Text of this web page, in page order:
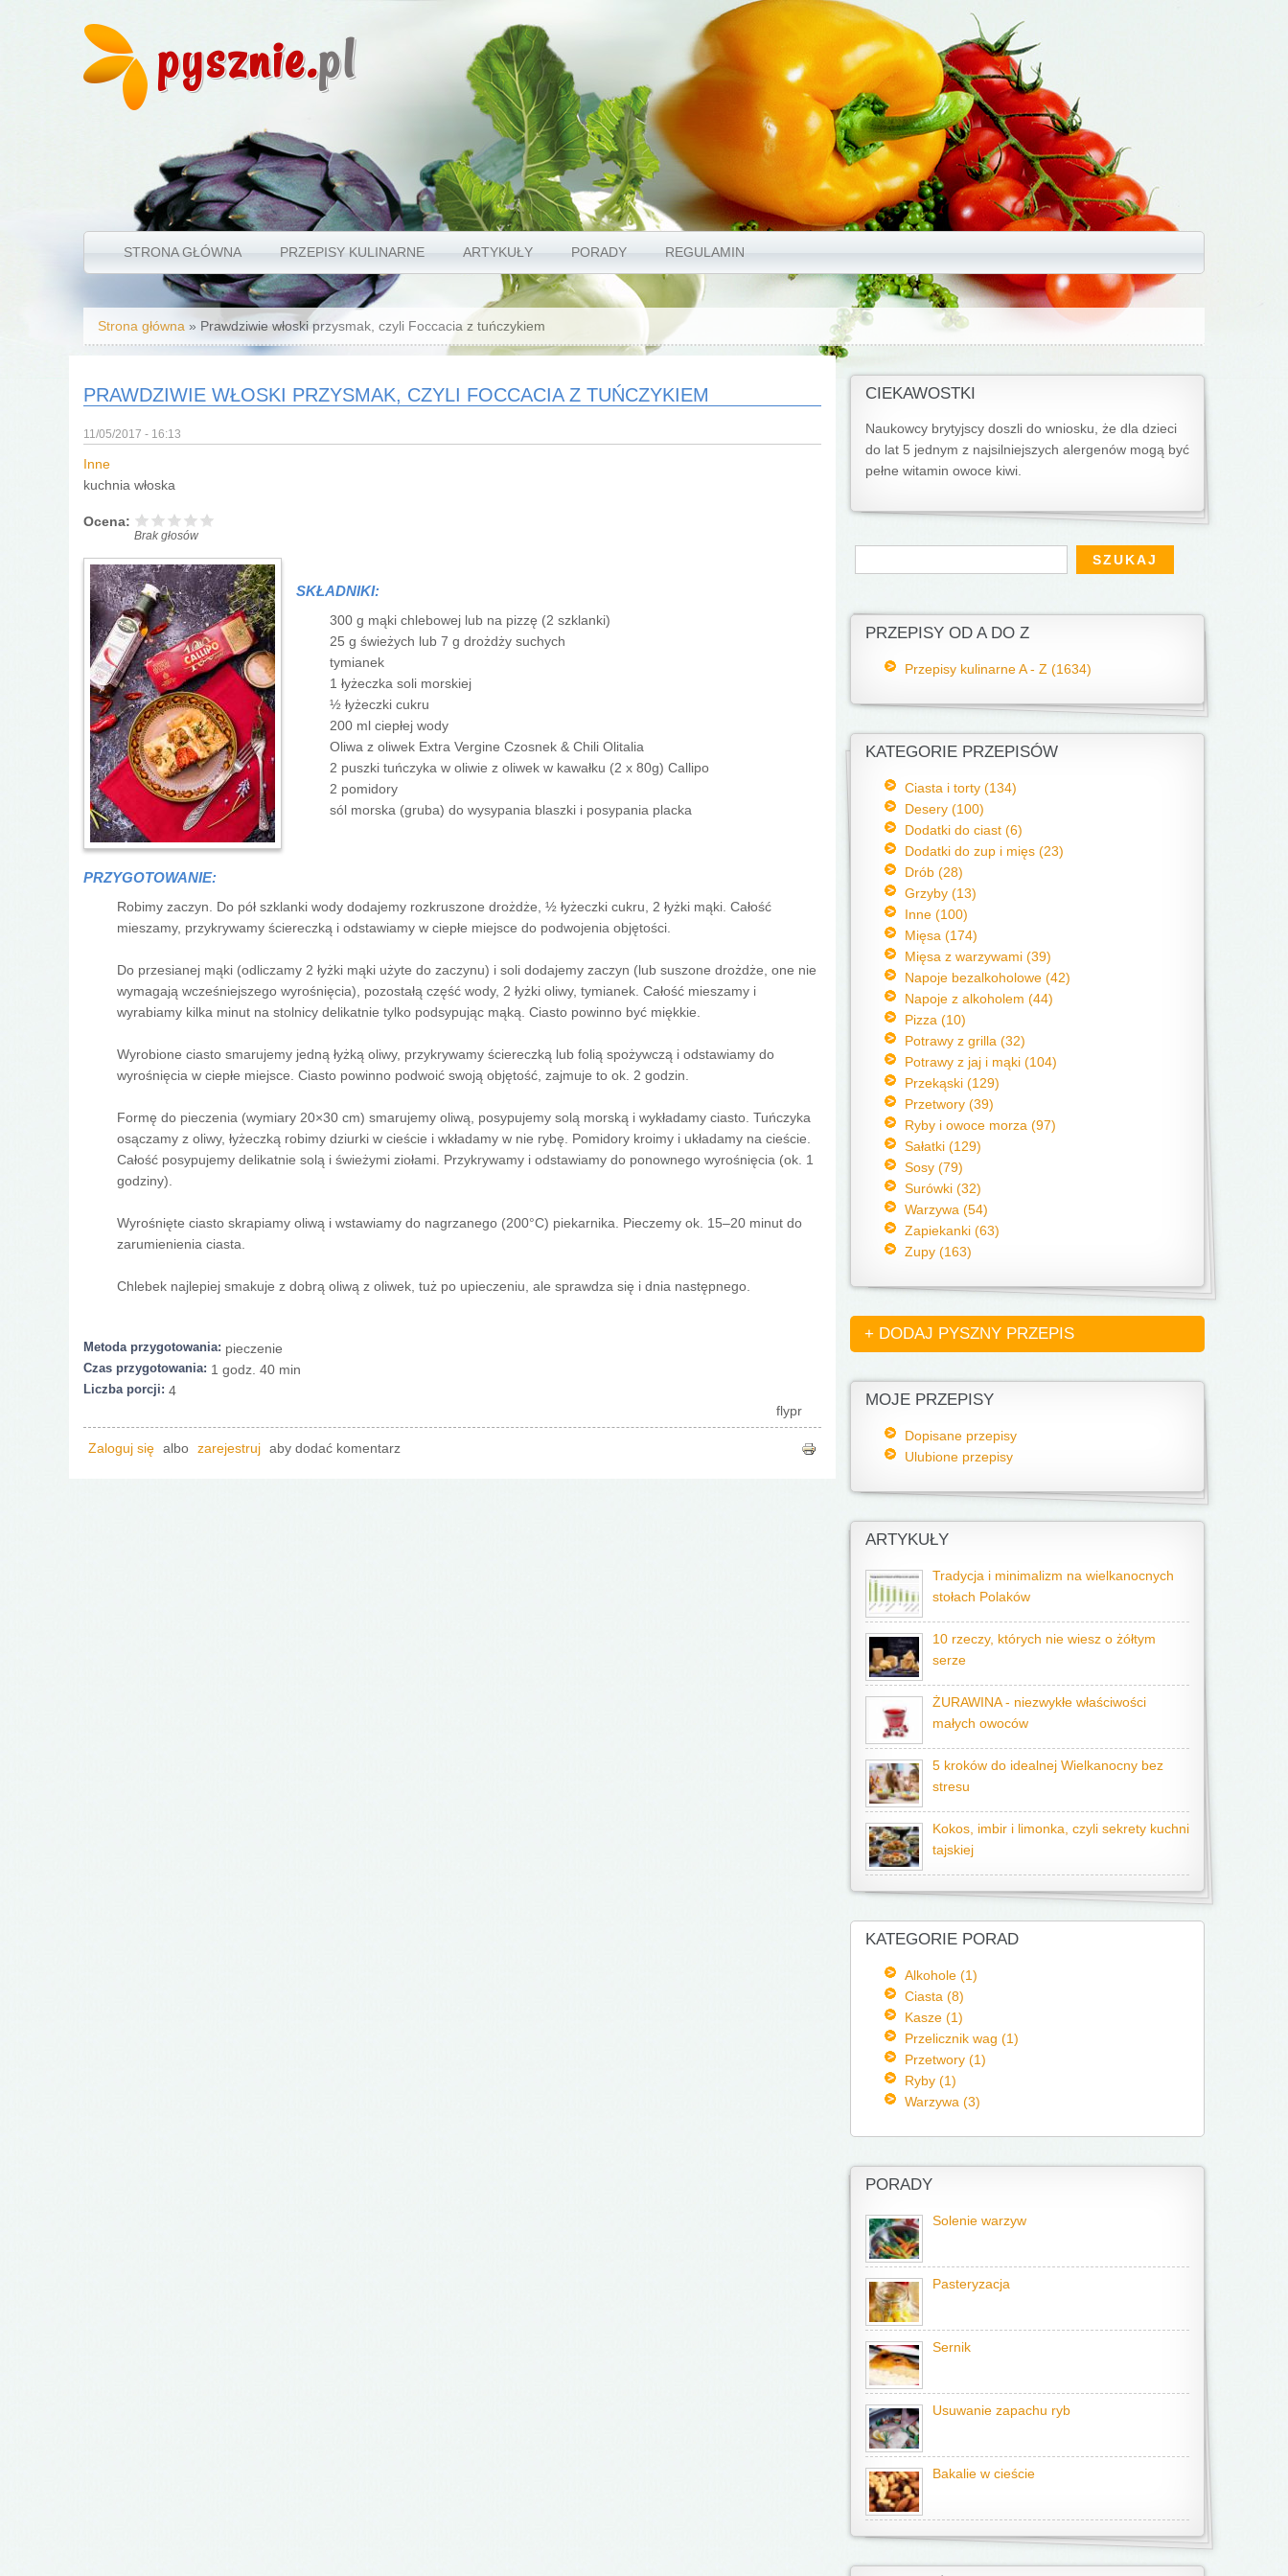
pysznie.pl
STRONA GŁÓWNA PRZEPISY KULINARNE ARTYKUŁY PORADY REGULAMIN
Jesteś tutaj
Strona główna » Prawdziwie włoski przysmak, czyli Foccacia z tuńczykiem
PRAWDZIWIE WŁOSKI PRZYSMAK, CZYLI FOCCACIA Z TUŃCZYKIEM
11/05/2017 - 16:13
Inne
kuchnia włoska
Ocena:
Brak głosów
SKŁADNIKI:
300 g mąki chlebowej lub na pizzę (2 szklanki)
25 g świeżych lub 7 g drożdży suchych
tymianek
1 łyżeczka soli morskiej
½ łyżeczki cukru
200 ml ciepłej wody
Oliwa z oliwek Extra Vergine Czosnek & Chili Olitalia
2 puszki tuńczyka w oliwie z oliwek w kawałku (2 x 80g) Callipo
2 pomidory
sól morska (gruba) do wysypania blaszki i posypania placka
PRZYGOTOWANIE:
Robimy zaczyn. Do pół szklanki wody dodajemy rozkruszone drożdże, ½ łyżeczki cukru, 2 łyżki mąki. Całość
mieszamy, przykrywamy ściereczką i odstawiamy w ciepłe miejsce do podwojenia objętości.
Do przesianej mąki (odliczamy 2 łyżki mąki użyte do zaczynu) i soli dodajemy zaczyn (lub suszone drożdże, one nie
wymagają wcześniejszego wyrośnięcia), pozostałą część wody, 2 łyżki oliwy, tymianek. Całość mieszamy i
wyrabiamy kilka minut na stolnicy delikatnie tylko podsypując mąką. Ciasto powinno być miękkie.
Wyrobione ciasto smarujemy jedną łyżką oliwy, przykrywamy ściereczką lub folią spożywczą i odstawiamy do
wyrośnięcia w ciepłe miejsce. Ciasto powinno podwoić swoją objętość, zajmuje to ok. 2 godzin.
Formę do pieczenia (wymiary 20×30 cm) smarujemy oliwą, posypujemy solą morską i wykładamy ciasto. Tuńczyka
osączamy z oliwy, łyżeczką robimy dziurki w cieście i wkładamy w nie rybę. Pomidory kroimy i układamy na cieście.
Całość posypujemy delikatnie solą i świeżymi ziołami. Przykrywamy i odstawiamy do ponownego wyrośnięcia (ok. 1
godziny).
Wyrośnięte ciasto skrapiamy oliwą i wstawiamy do nagrzanego (200°C) piekarnika. Pieczemy ok. 15–20 minut do
zarumienienia ciasta.
Chlebek najlepiej smakuje z dobrą oliwą z oliwek, tuż po upieczeniu, ale sprawdza się i dnia następnego.
Metoda przygotowania: pieczenie
Czas przygotowania: 1 godz. 40 min
Liczba porcji: 4
flypr
Zaloguj się albo zarejestruj aby dodać komentarz
CIEKAWOSTKI
Naukowcy brytyjscy doszli do wniosku, że dla dzieci
do lat 5 jednym z najsilniejszych alergenów mogą być
pełne witamin owoce kiwi.
Formularz wyszukiwania
Szukaj
PRZEPISY OD A DO Z
Przepisy kulinarne A - Z (1634)
KATEGORIE PRZEPISÓW
Ciasta i torty (134)
Desery (100)
Dodatki do ciast (6)
Dodatki do zup i mięs (23)
Drób (28)
Grzyby (13)
Inne (100)
Mięsa (174)
Mięsa z warzywami (39)
Napoje bezalkoholowe (42)
Napoje z alkoholem (44)
Pizza (10)
Potrawy z grilla (32)
Potrawy z jaj i mąki (104)
Przekąski (129)
Przetwory (39)
Ryby i owoce morza (97)
Sałatki (129)
Sosy (79)
Surówki (32)
Warzywa (54)
Zapiekanki (63)
Zupy (163)
+ DODAJ PYSZNY PRZEPIS
MOJE PRZEPISY
Dopisane przepisy
Ulubione przepisy
ARTYKUŁY
Tradycja i minimalizm na wielkanocnych
stołach Polaków
10 rzeczy, których nie wiesz o żółtym
serze
ŻURAWINA - niezwykłe właściwości
małych owoców
5 kroków do idealnej Wielkanocny bez
stresu
Kokos, imbir i limonka, czyli sekrety kuchni
tajskiej
KATEGORIE PORAD
Alkohole (1)
Ciasta (8)
Kasze (1)
Przelicznik wag (1)
Przetwory (1)
Ryby (1)
Warzywa (3)
PORADY
Solenie warzyw
Pasteryzacja
Sernik
Usuwanie zapachu ryb
Bakalie w cieście